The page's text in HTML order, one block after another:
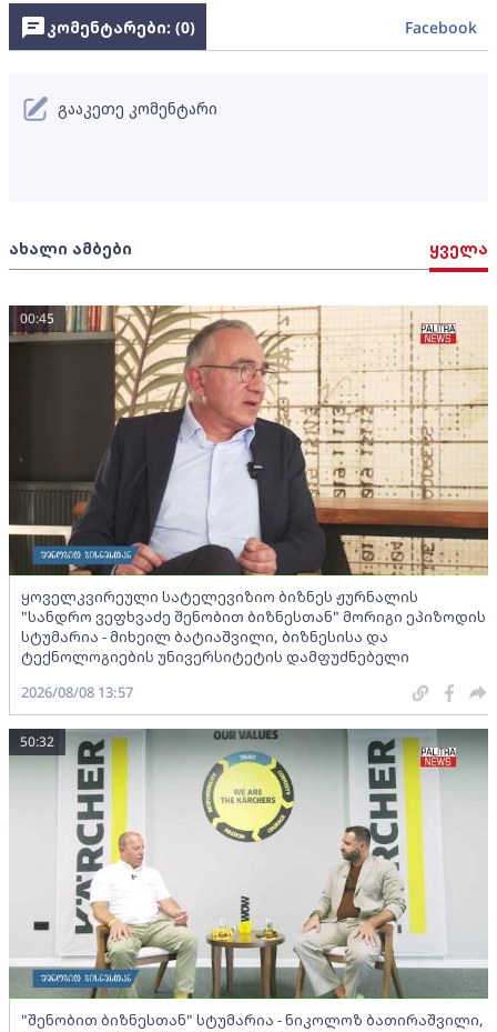
ახალი ამბები ყველა
ყოველკვირეული სატელევიზიო ბიზნეს ჟურნალის
"სანდრო ვეფხვაძე შენობით ბიზნესთან" მორიგი ეპიზოდის
სტუმარია - მიხეილ ბატიაშვილი, ბიზნესისა და
ტექნოლოგიების უნივერსიტეტის დამფუძნებელი
00:45
2026/08/08 13:57
"შენობით ბიზნესთან" სტუმარია - ნიკოლოზ ბათირაშვილი,
50:32
კომენტარები: (0) Facebook
გააკეთე კომენტარი